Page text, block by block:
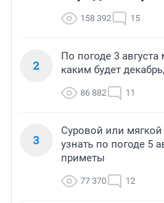
158 392 15
2
По погоде 3
каким будет
86 882 11
3
Суровой или
узнать по погоде 5
приметы
77 370 12